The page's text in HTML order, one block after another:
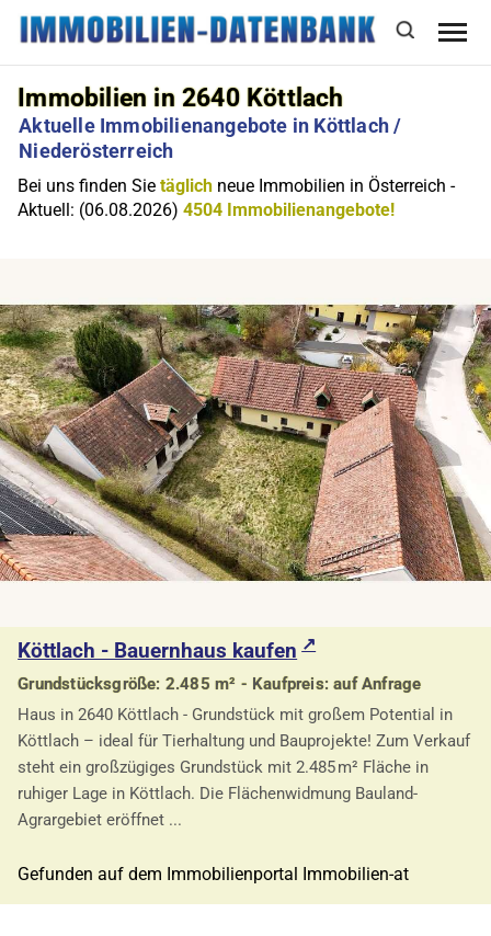
Immobilien in 2640 Köttlach
Aktuelle Immobilienangebote in Köttlach /
Niederösterreich
Bei uns finden Sietäglich neue Immobilien in Österreich -
Aktuell: (06.08.2026)4504 Immobilienangebote!
Köttlach - Bauernhaus kaufen
Grundstücksgröße: 2.485 m² - Kaufpreis: auf Anfrage
Haus in 2640 Köttlach - Grundstück mit großem Potential in
Köttlach – ideal für Tierhaltung und Bauprojekte! Zum Verkauf
steht ein großzügiges Grundstück mit 2.485 m² Fläche in
ruhiger Lage in Köttlach. Die Flächenwidmung Bauland-
Agrargebiet eröffnet ...
Gefunden auf dem Immobilienportal Immobilien-at